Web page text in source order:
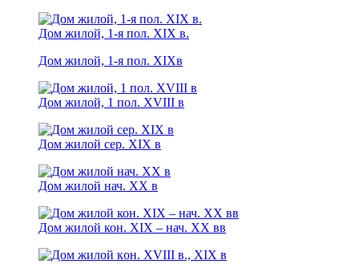
Дом жилой, 1-я пол. XIX в.
Дом жилой, 1-я пoл. XIXв
Дом жилой, 1 пол. XVIII в
Дом жилой сер. XIX в
Дом жилой нач. XX в
Дом жилой кон. XIX – нач. XX вв